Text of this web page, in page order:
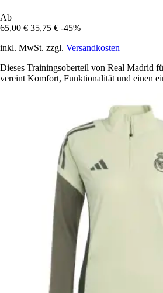
Ab
65,00 € 35,75 € -45%
inkl. MwSt. zzgl. Versandkosten
Dieses Trainingsoberteil von Real Madrid
vereint Komfort, Funktionalität und einen